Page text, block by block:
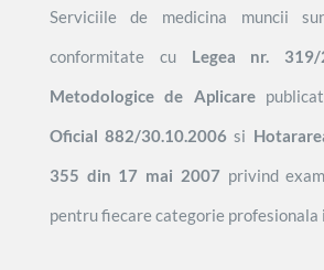
Serviciile de medicina muncii
conformitate cuLegea nr. 319/
Metodologice de Aplicare
Oficial 882/30.10.2006si
355 din 17 mai 2007privind
pentru fiecare categorie profesionala